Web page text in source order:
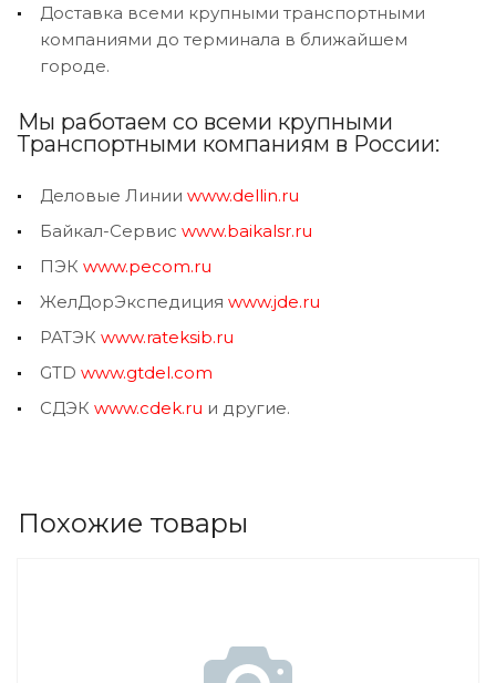
Доставка всеми крупными транспортными
компаниями до терминала в ближайшем
городе.
Мы работаем со всеми крупными
Транспортными компаниям в России:
Деловые Линии www.dellin.ru
Байкал-Сервис www.baikalsr.ru
ПЭК www.pecom.ru
ЖелДорЭкспедиция www.jde.ru
РАТЭК www.rateksib.ru
GTD www.gtdel.com
СДЭК www.cdek.ru и другие.
Похожие товары